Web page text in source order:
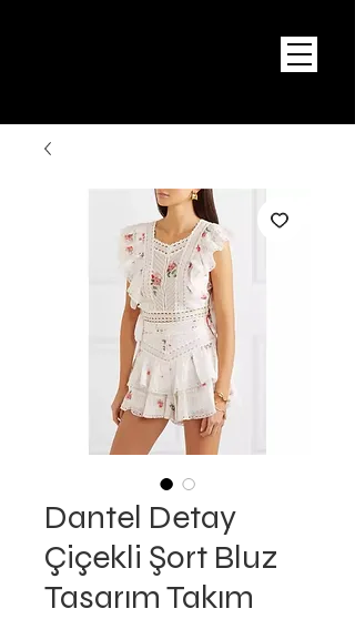
Dantel Detay
Çiçekli Şort Bluz
Tasarım Takım